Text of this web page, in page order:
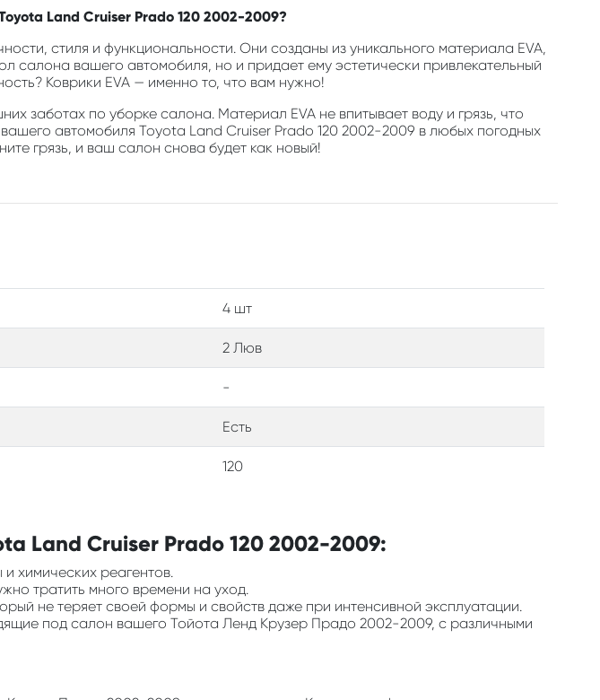
Land Cruiser Prado 120 2002-2009?
стиля и функциональности. Они созданы из уникального материала EVA,
салона вашего автомобиля, но и придает ему эстетически привлекательный
Коврики EVA — именно то, что вам нужно!
заботах по уборке салона. Материал EVA не впитывает воду и грязь, что
автомобиля Toyota Land Cruiser Prado 120 2002-2009 в любых погодных
грязь, и ваш салон снова будет как новый!
4 шт
2 Люв
-
Есть
120
Land Cruiser Prado 120 2002-2009:
химических реагентов.
тратить много времени на уход.
не теряет своей формы и свойств даже при интенсивной эксплуатации.
под салон вашего Тойота Ленд Крузер Прадо 2002-2009, с различными